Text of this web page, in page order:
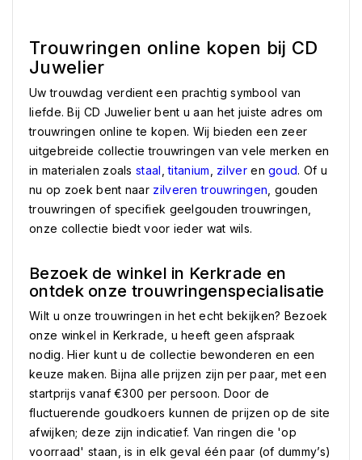
Trouwringen online kopen bij CD
Juwelier
Uw trouwdag verdient een prachtig symbool van
liefde. Bij CD Juwelier bent u aan het juiste adres om
trouwringen online te kopen. Wij bieden een zeer
uitgebreide collectie trouwringen van vele merken en
in materialen zoalsstaal ,titanium zilverengoud. Of u
nu op zoek bent naar zilveren trouwringen , gouden
trouwringen of specifiek geelgouden trouwringen,
onze collectie biedt voor ieder wat wils.
Bezoek de winkel in Kerkrade en
ontdek onze trouwringenspecialisatie
Wilt u onze trouwringen in het echt bekijken? Bezoek
onze winkel in Kerkrade, u heeft geen afspraak
nodig. Hier kunt u de collectie bewonderen en een
keuze maken. Bijna alle prijzen zijn per paar, met een
startprijs vanaf €300 per persoon. Door de
fluctuerende goudkoers kunnen de prijzen op de site
afwijken; deze zijn indicatief. Van ringen die 'op
voorraad' staan, is in elk geval één paar (of dummy’s)